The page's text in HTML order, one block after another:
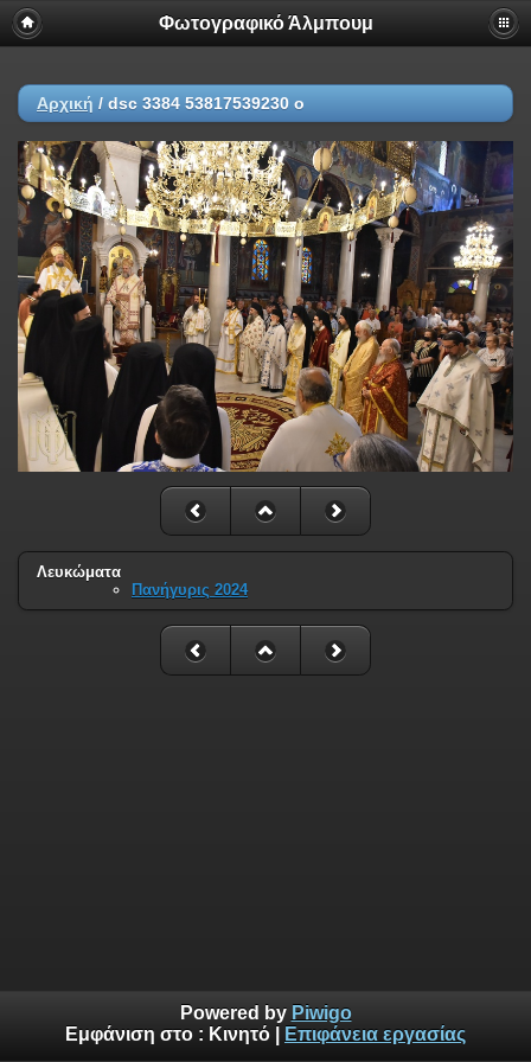
Φωτογραφικό Άλμπουμ
Αρχική / dsc 3384 53817539230 o
Λευκώματα
Πανήγυρις 2024
Powered by Piwigo
Εμφάνιση στο : Κινητό Επιφάνεια εργασίας